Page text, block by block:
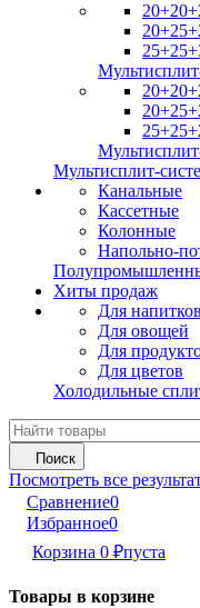
Мультисплит-
Канальные
Кассетные
Колонные
Напольно-
Хиты продаж
Для напитков
Для овощей
Для
Для цветов
Холодильные
Поиск
Посмотреть все
Сравнение0
Избранное0
Корзина 0 ₽пуста
Товары в корзине